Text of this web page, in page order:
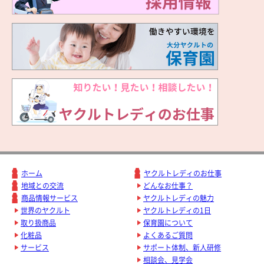
ホーム
地域との交流
商品情報サービス
世界のヤクルト
取り扱商品
化粧品
サービス
ヤクルトレディのお仕事
どんなお仕事？
ヤクルトレディの魅力
ヤクルトレディの1日
保育園について
よくあるご質問
サポート体制、新人研修
相談会、見学会